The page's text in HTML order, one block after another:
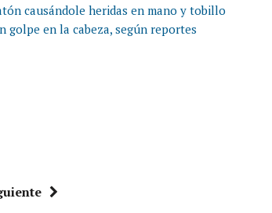
causándole heridas en mano y tobillo
en la cabeza, según reportes